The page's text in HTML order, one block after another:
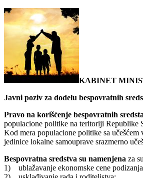
KABINET
Javni poziv za dodelu bespovratnih
Pravo na korišćenje bespovratnih
populacione politike na teritoriji Republike
Kod mera populacione politike sa
jedinice lokalne samouprave srazmerno
Bespovratna sredstva su namenjena za
1) ublažavanje ekonomske cene podizanja